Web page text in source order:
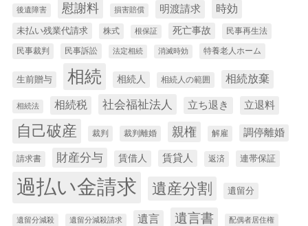
後遺障害 慰謝料 損害賠償 明渡請求 時効
未払い残業代請求 株式 根保証 死亡事故 民事再生法
民事裁判 民事訴訟 法定相続 消滅時効 特養老人ホーム
生前贈与 相続 相続人 相続人の範囲 相続放棄
相続法 相続税 社会福祉法人 立ち退き 立退料
自己破産 裁判 裁判離婚 親権 解雇 調停離婚
請求書 財産分与 賃借人 賃貸人 返済 連帯保証
過払い金請求 遺産分割 遺留分
遺留分減殺 遺留分減殺請求 遺言 遺言書 配偶者居住権